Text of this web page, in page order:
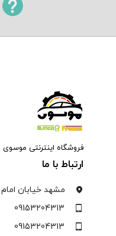
فروشگاه اینترنتی موسوی
ارتباط با ما
مشهد خیابان
09153204313
09153204313